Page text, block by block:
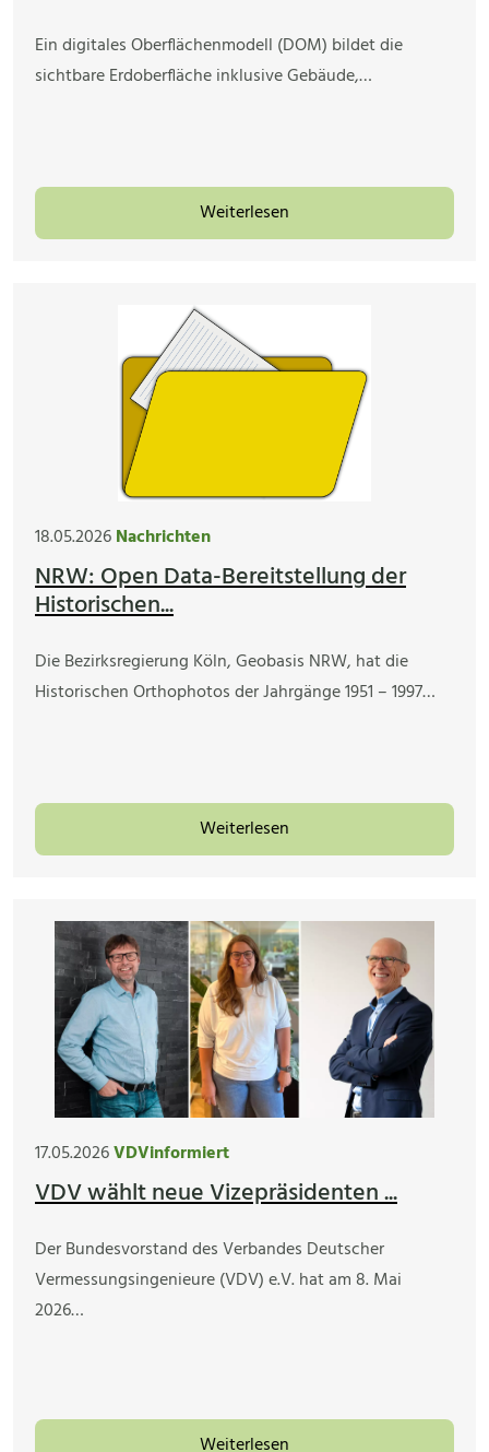
Ein digitales Oberflächenmodell (DOM) bildet die
sichtbare Erdoberfläche inklusive Gebäude,…
Weiterlesen
18.05.2026Nachrichten
NRW: Open Data-Bereitstellung der
Historischen...
Die Bezirksregierung Köln, Geobasis NRW, hat die
Historischen Orthophotos der Jahrgänge 1951 – 1997…
Weiterlesen
17.05.2026VDVinformiert
VDV wählt neue Vizepräsidenten ...
Der Bundesvorstand des Verbandes Deutscher
Vermessungsingenieure (VDV) e.V. hat am 8. Mai
2026…
Weiterlesen